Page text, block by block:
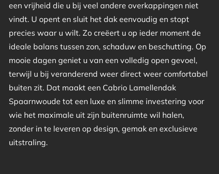
een vrijheid die u bij veel andere overkappingen niet
vindt. U opent en sluit het dak eenvoudig en stopt
precies waar u wilt. Zo creëert u op ieder moment de
ideale balans tussen zon, schaduw en beschutting. Op
mooie dagen geniet u van een volledig open gevoel,
terwijl u bij veranderend weer direct weer comfortabel
buiten zit. Dat maakt een Cabrio Lamellendak
Spaarnwoude tot een luxe en slimme investering voor
wie het maximale uit zijn buitenruimte wil halen,
zonder in te leveren op design, gemak en exclusieve
uitstraling.